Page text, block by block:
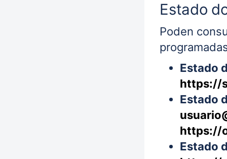
Estado
Poden
Estado
https://
Estado
https://
Estado